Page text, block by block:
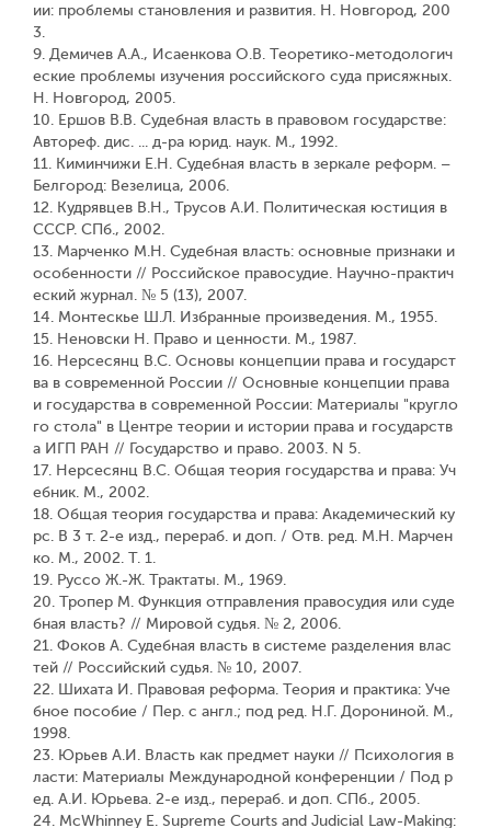
ии: проблемы становления и развития. Н. Новгород, 200
3.
9. Демичев А.А., Исаенкова О.В. Теоретико-методологич
еские проблемы изучения российского суда присяжных.
Н. Новгород, 2005.
10. Ершов В.В. Судебная власть в правовом государстве:
Автореф. дис. ... д-ра юрид. наук. М., 1992.
11. Киминчижи Е.Н. Судебная власть в зеркале реформ. –
Белгород: Везелица, 2006.
12. Кудрявцев В.Н., Трусов А.И. Политическая юстиция в
СССР. СПб., 2002.
13. Марченко М.Н. Судебная власть: основные признаки и
особенности // Российское правосудие. Научно-практич
еский журнал. № 5 (13), 2007.
14. Монтескье Ш.Л. Избранные произведения. М., 1955.
15. Неновски Н. Право и ценности. М., 1987.
16. Нерсесянц В.С. Основы концепции права и государст
ва в современной России // Основные концепции права
и государства в современной России: Материалы "кругло
го стола" в Центре теории и истории права и государств
а ИГП РАН // Государство и право. 2003. N 5.
17. Нерсесянц В.С. Общая теория государства и права: Уч
ебник. М., 2002.
18. Общая теория государства и права: Академический ку
рс. В 3 т. 2-е изд., перераб. и доп. / Отв. ред. М.Н. Марчен
ко. М., 2002. Т. 1.
19. Руссо Ж.-Ж. Трактаты. М., 1969.
20. Тропер М. Функция отправления правосудия или суде
бная власть? // Мировой судья. № 2, 2006.
21. Фоков А. Судебная власть в системе разделения влас
тей // Российский судья. № 10, 2007.
22. Шихата И. Правовая реформа. Теория и практика: Уче
бное пособие / Пер. с англ.; под ред. Н.Г. Дорониной. М.,
1998.
23. Юрьев А.И. Власть как предмет науки // Психология в
ласти: Материалы Международной конференции / Под р
ед. А.И. Юрьева. 2-е изд., перераб. и доп. СПб., 2005.
24. McWhinney E. Supreme Courts and Judicial Law-Making: